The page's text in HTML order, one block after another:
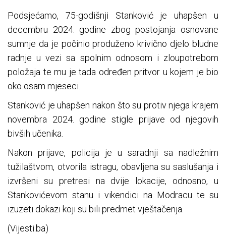
Podsjećamo, 75-godišnji Stanković je uhapšen u
decembru 2024. godine zbog postojanja osnovane
sumnje da je počinio produženo krivično djelo bludne
radnje u vezi sa spolnim odnosom i zloupotrebom
položaja te mu je tada određen pritvor u kojem je bio
oko osam mjeseci.
Stanković je uhapšen nakon što su protiv njega krajem
novembra 2024. godine stigle prijave od njegovih
bivših učenika.
Nakon prijave, policija je u saradnji sa nadležnim
tužilaštvom, otvorila istragu, obavljena su saslušanja i
izvršeni su pretresi na dvije lokacije, odnosno, u
Stankovićevom stanu i vikendici na Modracu te su
izuzeti dokazi koji su bili predmet vještačenja.
(Vijesti.ba)